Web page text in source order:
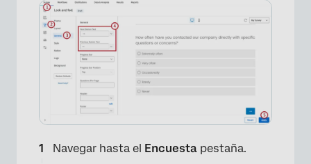
×
Navegar hasta el Encuesta pestaña.